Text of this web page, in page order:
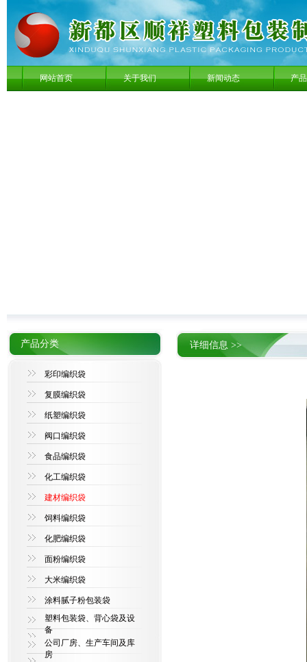
网站首页 关于我们 新闻动态 产
产品分类
彩印编织袋
复膜编织袋
纸塑编织袋
阀口编织袋
食品编织袋
化工编织袋
建材编织袋
饲料编织袋
化肥编织袋
面粉编织袋
大米编织袋
涂料腻子粉包装袋
塑料包装袋、背心袋及设
备
公司厂房、生产车间及库
房
详细信息 >>